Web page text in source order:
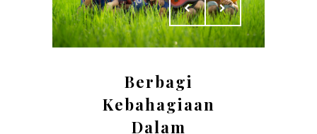
Berbagi
Kebahagiaan
Dalam